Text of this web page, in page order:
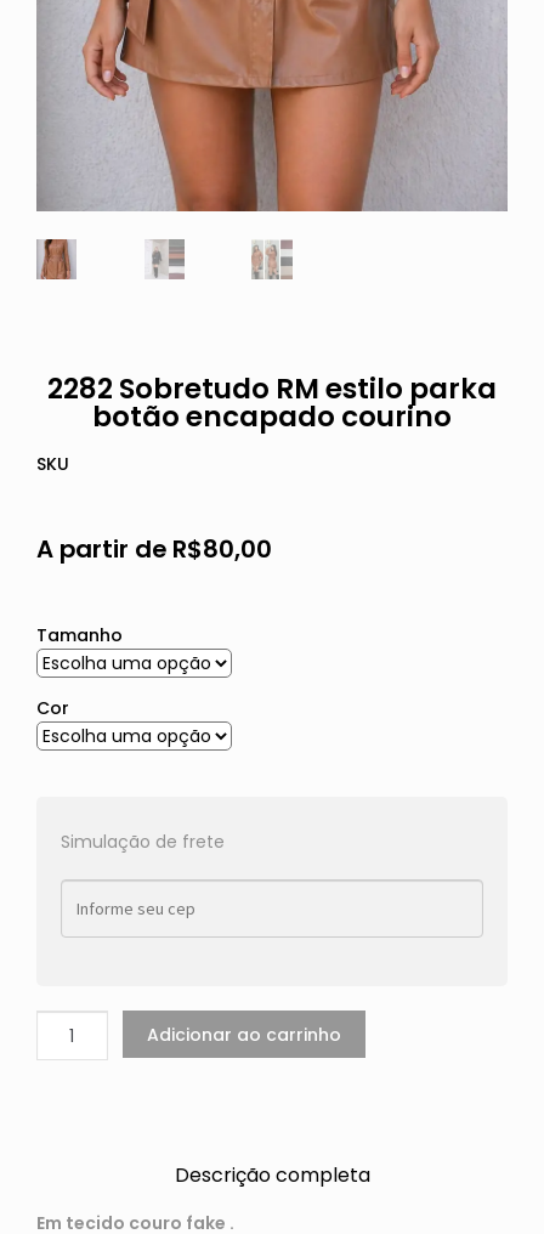
2282 Sobretudo RM estilo parka
botão encapado courino
SKU
A partir de R$80,00
Tamanho
Cor
Simulação de frete
Adicionar ao carrinho
Descrição completa
Em tecido couro fake .